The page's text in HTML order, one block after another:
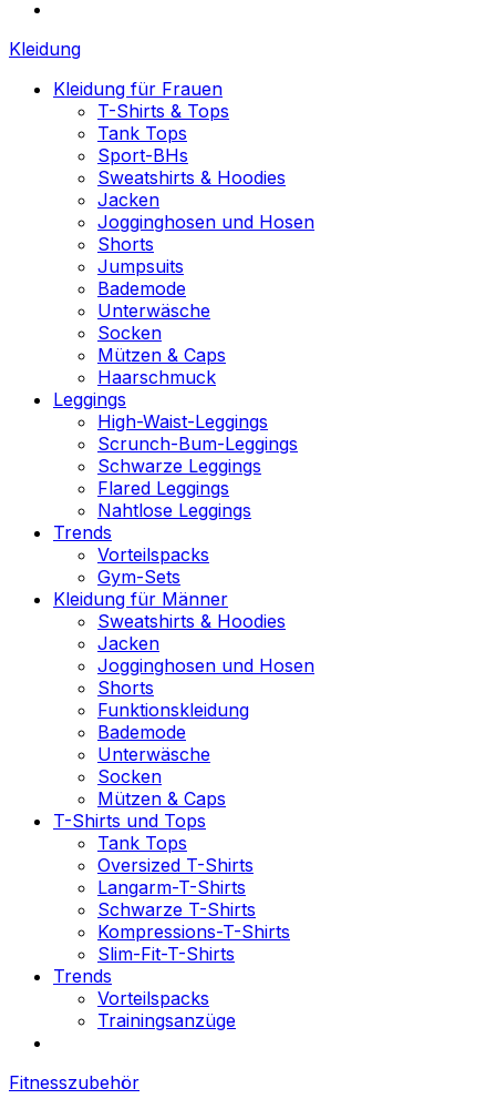
Kleidung
Kleidung für Frauen
T-Shirts & Tops
Tank Tops
Sport-BHs
Sweatshirts & Hoodies
Jacken
Jogginghosen und Hosen
Shorts
Jumpsuits
Bademode
Unterwäsche
Socken
Mützen & Caps
Haarschmuck
Leggings
High-Waist-Leggings
Scrunch-Bum-Leggings
Schwarze Leggings
Flared Leggings
Nahtlose Leggings
Trends
Vorteilspacks
Gym-Sets
Kleidung für Männer
Sweatshirts & Hoodies
Jacken
Jogginghosen und Hosen
Shorts
Funktionskleidung
Bademode
Unterwäsche
Socken
Mützen & Caps
T-Shirts und Tops
Tank Tops
Oversized T-Shirts
Langarm-T-Shirts
Schwarze T-Shirts
Kompressions-T-Shirts
Slim-Fit-T-Shirts
Trends
Vorteilspacks
Trainingsanzüge
Fitnesszubehör